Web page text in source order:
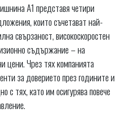
A1 представя четири
които съчетават най-
свързаност, високоскоростен
съдържание – на
цени. Чрез тях компанията
за доверието през годините и
с тях, като им осигурява повече